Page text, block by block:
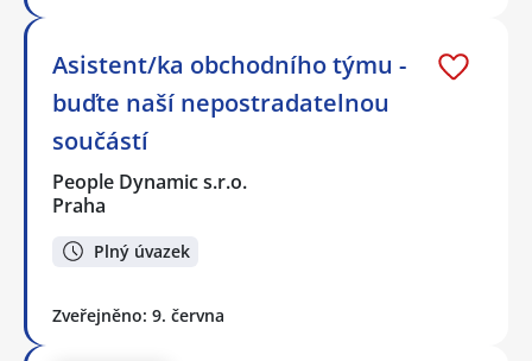
Asistent/ka obchodního týmu -
buďte naší nepostradatelnou
součástí
People Dynamic s.r.o.
Praha
Plný úvazek
Zveřejněno: 9. června